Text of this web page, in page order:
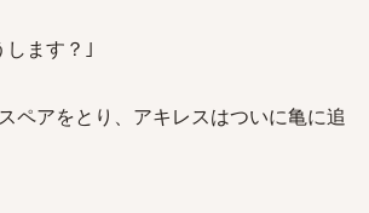
ます？｣
ペアをとり、アキレスはついに亀に追